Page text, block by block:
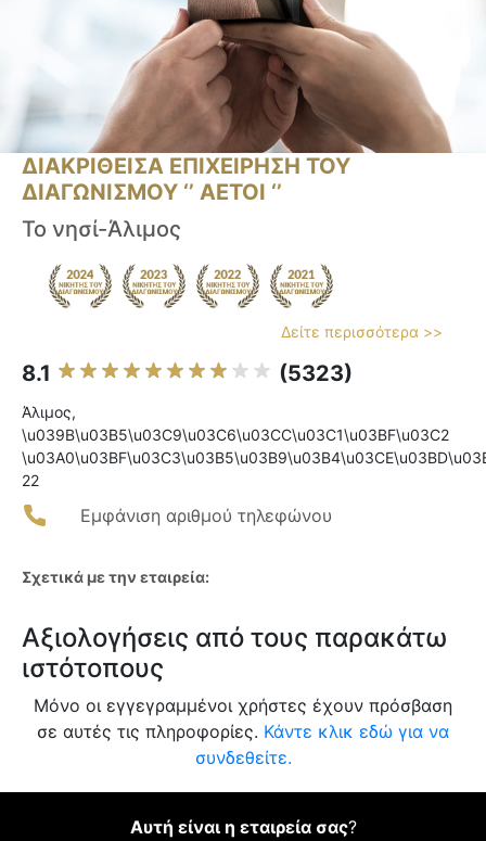
ΔΙΑΚΡΙΘΕΙΣΑ ΕΠΙΧΕΙΡΗΣΗ ΤΟΥ
ΔΙΑΓΩΝΙΣΜΟΥ ‘’ ΑΕΤΟΙ ‘’
Το νησί-Άλιμος
Δείτε περισσότερα >>
8.1 (5323)
Άλιμος,
\u039B\u03B5\u03C9\u03C6\u03CC\u03C1\u03BF\u03C2
22
Εμφάνιση αριθμού τηλεφώνου
Σχετικά με την εταιρεία:
Αξιολογήσεις από τους παρακάτω
ιστότοπους
Μόνο οι εγγεγραμμένοι χρήστες έχουν πρόσβαση
σε αυτές τις πληροφορίες. Κάντε κλικ εδώ για να
συνδεθείτε.
Αυτή είναι η εταιρεία σας?